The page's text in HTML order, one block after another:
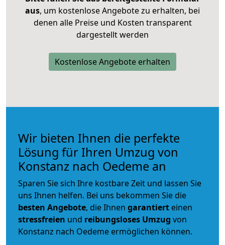
aus, um kostenlose Angebote zu erhalten, bei
denen alle Preise und Kosten transparent
dargestellt werden
Kostenlose Angebote erhalten
Wir bieten Ihnen die perfekte
Lösung für Ihren Umzug von
Konstanz nach Oedeme an
Sparen Sie sich Ihre kostbare Zeit und lassen Sie
uns Ihnen helfen. Bei uns bekommen Sie die
besten Angebote, die Ihnen garantiert einen
stressfreien und reibungsloses Umzug von
Konstanz nach Oedeme ermöglichen können.